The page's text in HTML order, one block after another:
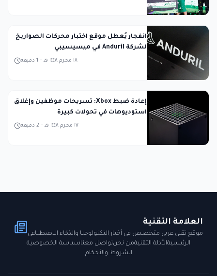
انفجار يُعطل موقع اختبار محركات الصواريخ
لشركة Anduril في ميسيسيبي
1 دقيقة - ١٨ محرم ١٤٤٨ هـ
إعادة ضبط Xbox: تسريحات موظفين وإغلاق
استوديوهات في تحولات كبيرة
2 دقيقة - ١٧ محرم ١٤٤٨ هـ
العلامة التقنية
موقع تقني عربي متخصص في أخبار التكنولوجيا والذكاء الاصطناعي
الرئيسيةالأدلة التقنيةمن نحنتواصل معناسياسة الخصوصية
الشروط والأحكام